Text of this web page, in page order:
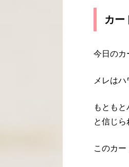
カー
今日のカ
メレはハ
もとも
と信じら
このカー